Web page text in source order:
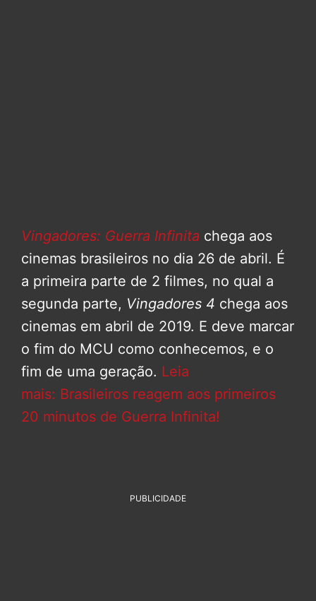
Vingadores: Guerra Infinita chega aos
cinemas brasileiros no dia 26 de abril. É
a primeira parte de 2 filmes, no qual a
segunda parte, Vingadores 4 chega aos
cinemas em abril de 2019. E deve marcar
o fim do MCU como conhecemos, e o
fim de uma geração. Leia
mais: Brasileiros reagem aos primeiros
20 minutos de Guerra Infinita!
PUBLICIDADE